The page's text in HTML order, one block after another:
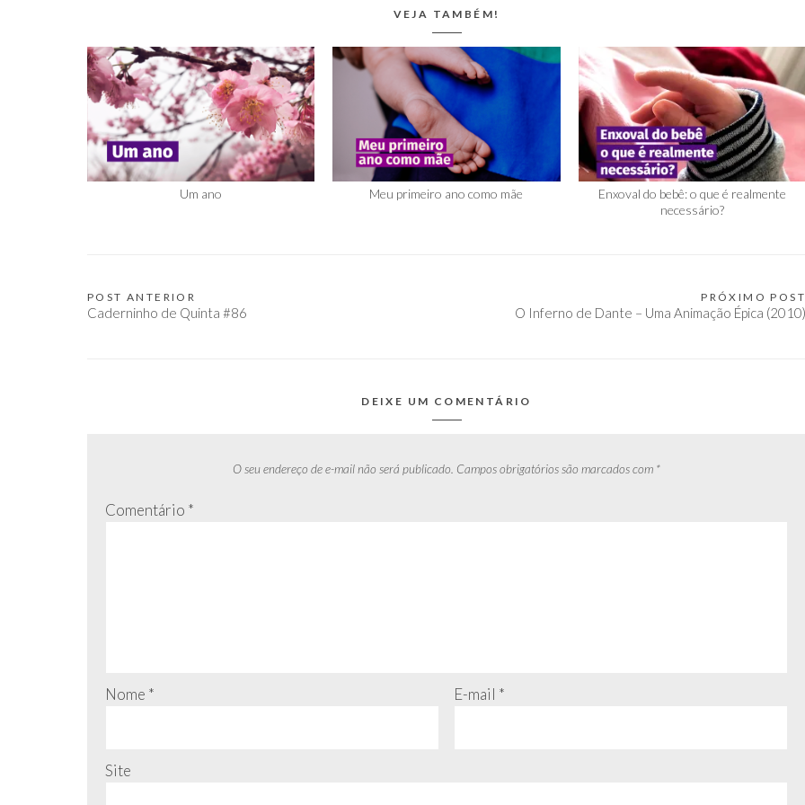
VEJA TAMBÉM!
Um ano Meu primeiro ano como mãe
Enxoval do bebê: o que é realmente
necessário?
Navegação
POST ANTERIOR
Caderninho de Quinta #86
PRÓXIMO POST
O Inferno de Dante – Uma Animação Épica (2010)
DEIXE UM COMENTÁRIO
O seu endereço de e-mail não será publicado. Campos obrigatórios são marcados com *
Comentário *
Nome * E-mail *
Site